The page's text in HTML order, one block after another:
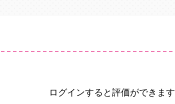
ログインすると評価ができます